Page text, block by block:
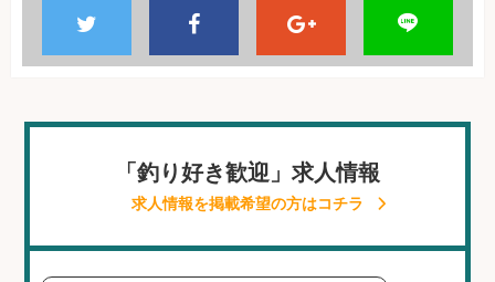
「釣り好き歓迎」求人情報
求人情報を掲載希望の方はコチラ